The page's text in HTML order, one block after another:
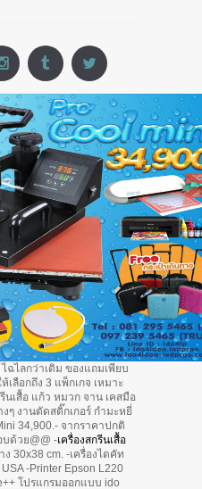
ฉไลกว่าเดิม ของแถมเพียบ
เลือกถึง 3 แพ็กเกจ เหมาะ
นเสื้อ แก้ว หมวก จาน เคสมือ
ๆ งานตัดสติ๊กเกอร์ กำมะหยี่
34,900.- จากราคาปกติ
บด้วย@@ -เครื่องสกรีนเสื้อ
30x38 cm. -เครื่องไดคัท
-Printer Epson L220
โปรแกรมออกแบบ ido